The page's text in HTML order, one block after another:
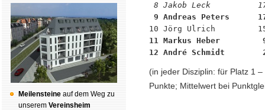
Mei­len­stei­ne auf dem Weg zu
un­se­rem Ver­eins­heim
8 Jakob Leck
9 Andreas Peters
11 Markus Heber
12 André Schmidt
(in jeder Disziplin: für Platz 1
Punkte; Mittelwert bei